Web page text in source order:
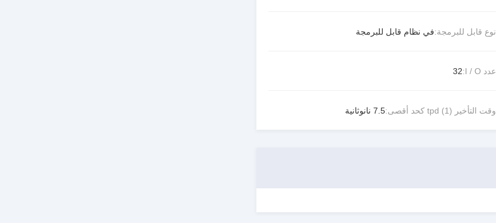
نوع قابل للبرمجة:في نظام قابل للبرمجة
عدد I / O: 32
وقت التأخير tpd (1) كحد أقصى: 7.5 نانوثانية